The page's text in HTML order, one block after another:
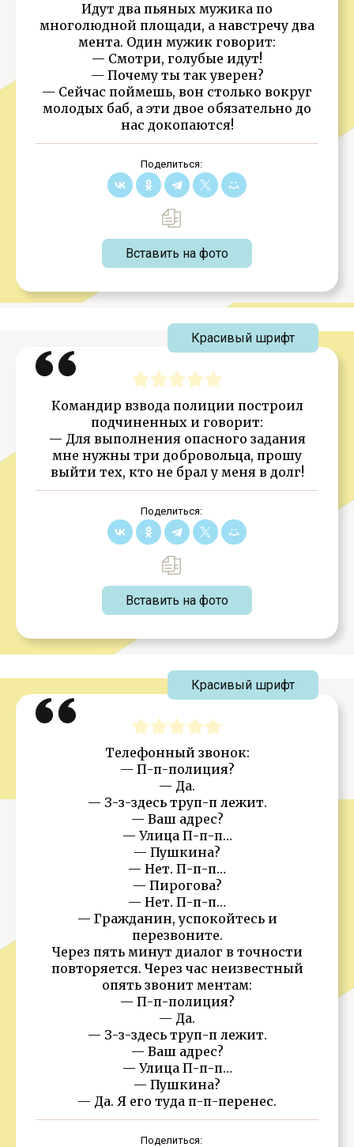
Идут два пьяных мужика по
многолюдной площади, а навстречу два
мента. Один мужик говорит:
— Смотри, голубые идут!
— Почему ты так уверен?
— Сейчас поймешь, вон столько вокруг
молодых баб, а эти двое обязательно до
нас докопаются!
Поделиться:
Вставить на фото
Командир взвода полиции построил
подчиненных и говорит:
— Для выполнения опасного задания
мне нужны три добровольца, прошу
выйти тех, кто не брал у меня в долг!
Поделиться:
Вставить на фото
Красивый шрифт
Телефонный звонок:
— П-п-полиция?
— Да.
— З-з-здесь труп-п лежит.
— Ваш адрес?
— Улица П-п-п…
— Пушкина?
— Нет. П-п-п…
— Пирогова?
— Нет. П-п-п…
— Гражданин, успокойтесь и
перезвоните.
Через пять минут диалог в точности
повторяется. Через час неизвестный
опять звонит ментам:
— П-п-полиция?
— Да.
— З-з-здесь труп-п лежит.
— Ваш адрес?
— Улица П-п-п…
— Пушкина?
— Да. Я его туда п-п-перенес.
Поделиться:
Красивый шрифт